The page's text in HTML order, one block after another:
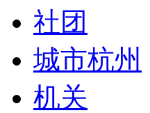
社团
城市杭州
机关